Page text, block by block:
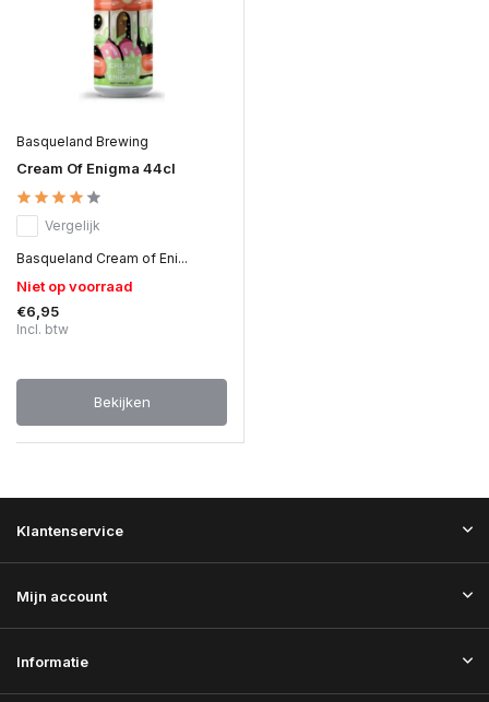
Basqueland Brewing
Cream Of Enigma 44cl
Vergelijk
Basqueland Cream of Eni...
Niet op voorraad
€6,95
Incl. btw
Bekijken
Klantenservice
Mijn account
Informatie